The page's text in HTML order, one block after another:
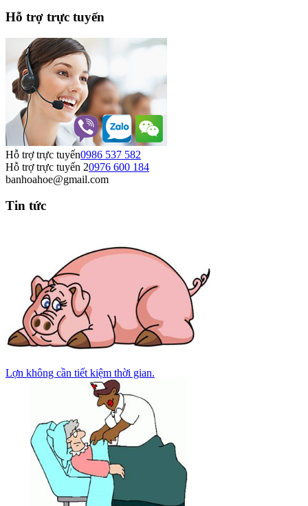
Hỗ trợ trực tuyến
Hỗ trợ trực tuyến0986 537 582
Hỗ trợ trực tuyến 20976 600 184
banhoahoe@gmail.com
Tin tức
Lợn không cần tiết kiệm thời gian.